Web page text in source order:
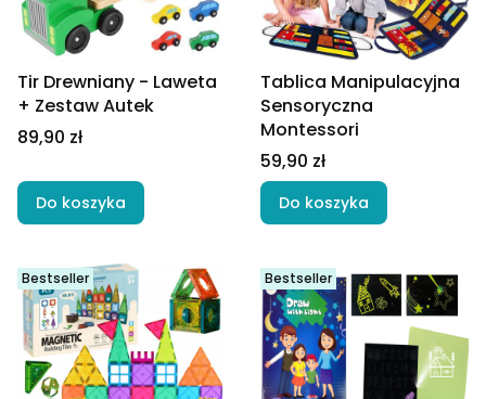
Tir Drewniany - Laweta
+ Zestaw Autek
Cena
89,90 zł
Do koszyka
Tablica Manipulacyjna
Sensoryczna
Montessori
Cena
59,90 zł
Do koszyka
Bestseller Bestseller